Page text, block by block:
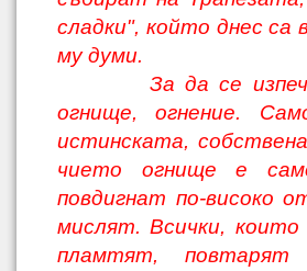
сладки", който днес са
му думи.
За да се изпече
огнище, огнение.
истинската,
чието огнище е
повдигнат по-високо
мислят. Всички,
пламтят,